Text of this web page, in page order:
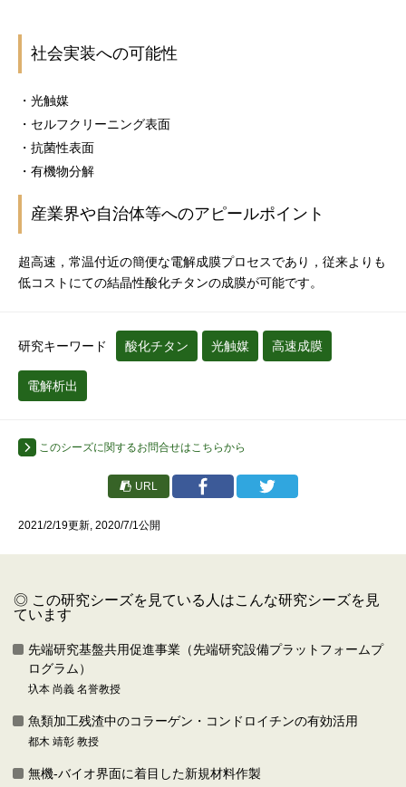
社会実装への可能性
・光触媒
・セルフクリーニング表面
・抗菌性表面
・有機物分解
産業界や自治体等へのアピールポイント
超高速，常温付近の簡便な電解成膜プロセスであり，従来よりも
低コストにての結晶性酸化チタンの成膜が可能です。
研究キーワード 酸化チタン 光触媒 高速成膜
電解析出
このシーズに関するお問合せはこちらから
URL
2021/2/19更新, 2020/7/1公開
◎ この研究シーズを見ている人はこんな研究シーズを見
ています
先端研究基盤共用促進事業（先端研究設備プラットフォームプ
ログラム）
圦本 尚義 名誉教授
魚類加工残渣中のコラーゲン・コンドロイチンの有効活用
都木 靖彰 教授
無機-バイオ界面に着目した新規材料作製